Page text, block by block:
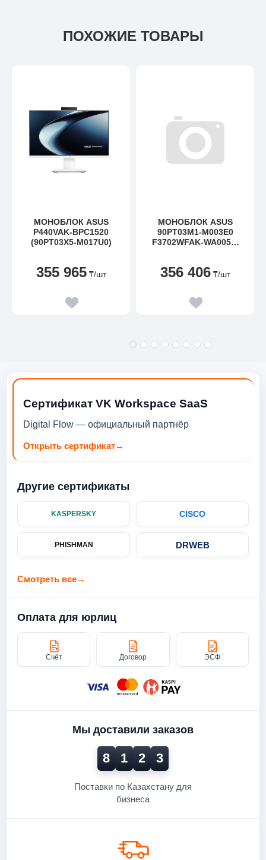
ПОХОЖИЕ ТОВАРЫ
МОНОБЛОК ASUS
P440VAK-BPC1520
(90PT03X5-M017U0)
355 965 ₸/шт
МОНОБЛОК ASUS
90PT03M1-M003E0
F3702WFAK-WA005W
7520U UP TO 4,3GHZ
AMDRADEON/WI-FI
DOWS 11
356 406 ₸/шт
Сертификат VK Workspace SaaS
Digital Flow — официальный партнёр
Открыть сертификат→
Другие сертификаты
KASPERSKY CISCO
PHISHMAN DRWEB
Смотреть все→
Оплата для юрлиц
Счёт Договор ЭСФ
Мы доставили заказов
8 1 2 3
Поставки по Казахстану для
бизнеса